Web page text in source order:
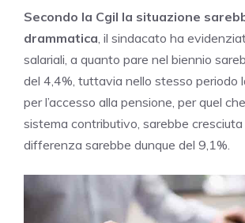
Secondo la Cgil la situazione
drammatica, il sindacato ha
salariali, a quanto pare nel biennio
del 4,4%, tuttavia nello stesso periodo
per l’accesso alla pensione, per quel
sistema contributivo, sarebbe
differenza sarebbe dunque del 9,1%.